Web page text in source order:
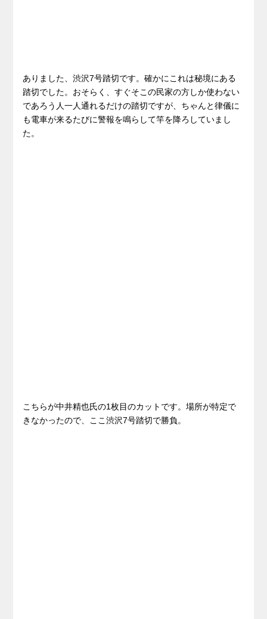
ありました、渋沢7号踏切です。確かにこれは秘境にある
踏切でした。おそらく、すぐそこの民家の方しか使わない
であろう人一人通れるだけの踏切ですが、ちゃんと律儀に
も電車が来るたびに警報を鳴らして竿を降ろしていまし
た。
こちらが中井精也氏の1枚目のカットです。場所が特定で
きなかったので、ここ渋沢7号踏切で勝負。